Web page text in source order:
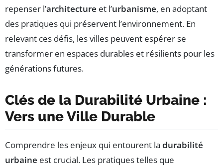
repenser l’architecture et l’urbanisme, en adoptant
des pratiques qui préservent l’environnement. En
relevant ces défis, les villes peuvent espérer se
transformer en espaces durables et résilients pour les
générations futures.
Clés de la Durabilité Urbaine :
Vers une Ville Durable
Comprendre les enjeux qui entourent la durabilité
urbaine est crucial. Les pratiques telles que